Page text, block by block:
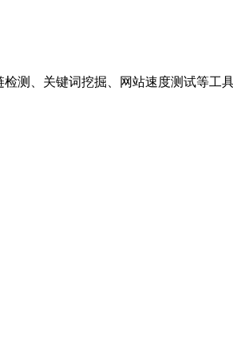
测、关键词挖掘、网站速度测试等工